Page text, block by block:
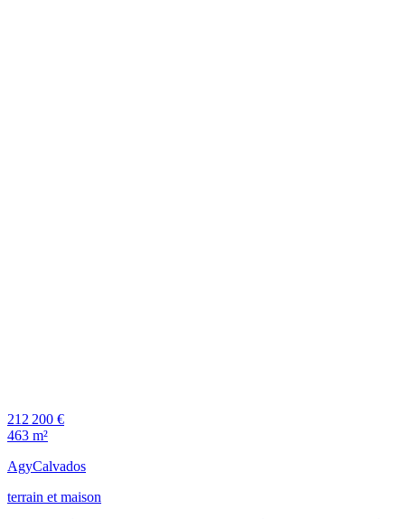
212 200 €
463 m²
AgyCalvados
terrain et maison